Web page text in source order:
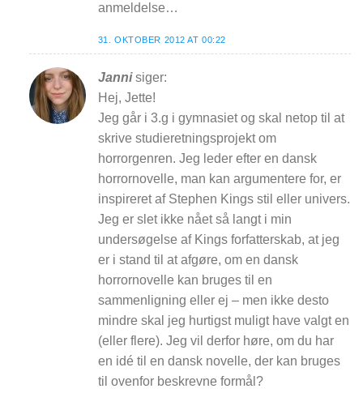
anmeldelse…
31. OKTOBER 2012 AT 00:22
Janni siger:
Hej, Jette!
Jeg går i 3.g i gymnasiet og skal netop til at
skrive studieretningsprojekt om
horrorgenren. Jeg leder efter en dansk
horrornovelle, man kan argumentere for, er
inspireret af Stephen Kings stil eller univers.
Jeg er slet ikke nået så langt i min
undersøgelse af Kings forfatterskab, at jeg
er i stand til at afgøre, om en dansk
horrornovelle kan bruges til en
sammenligning eller ej – men ikke desto
mindre skal jeg hurtigst muligt have valgt en
(eller flere). Jeg vil derfor høre, om du har
en idé til en dansk novelle, der kan bruges
til ovenfor beskrevne formål?